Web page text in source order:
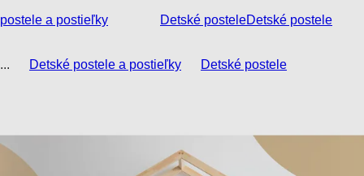
postele a postieľky Detské posteleDetské postele
... Detské postele a postieľky Detské postele